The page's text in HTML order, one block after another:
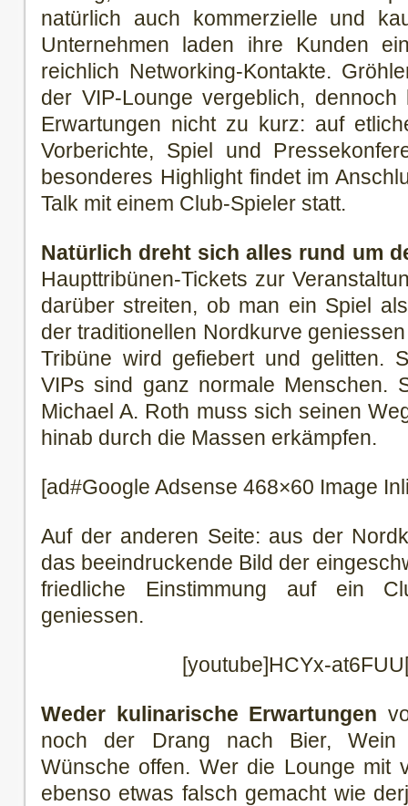
natürlich auch kommerzielle und
Unternehmen laden ihre Kunden
reichlich Networking-Kontakte.
der VIP-Lounge vergeblich,
Erwartungen nicht zu kurz: auf
Vorberichte, Spiel und
besonderes Highlight findet im
Talk mit einem Club-Spieler statt.
Natürlich dreht sich alles rund um
Haupttribünen-Tickets zur
darüber streiten, ob man ein Spiel
der traditionellen Nordkurve
Tribüne wird gefiebert und gelitten.
VIPs sind ganz normale Menschen.
Michael A. Roth muss sich seinen
hinab durch die Massen erkämpfen.
[ad#Google Adsense 468×60 Image
Auf der anderen Seite: aus der
das beeindruckende Bild der
friedliche Einstimmung auf ein
geniessen.
[youtube]HCYx-
Weder kulinarische Erwartungen
noch der Drang nach Bier, Wein
Wünsche offen. Wer die Lounge mit
ebenso etwas falsch gemacht wie